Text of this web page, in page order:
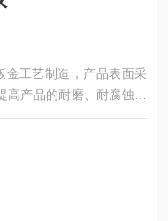
金工艺制造，产品表面采
产品的耐磨、耐腐蚀性
制元件均严格测试，确保
通过软件可实现远程监控
精度，智能化的测量技